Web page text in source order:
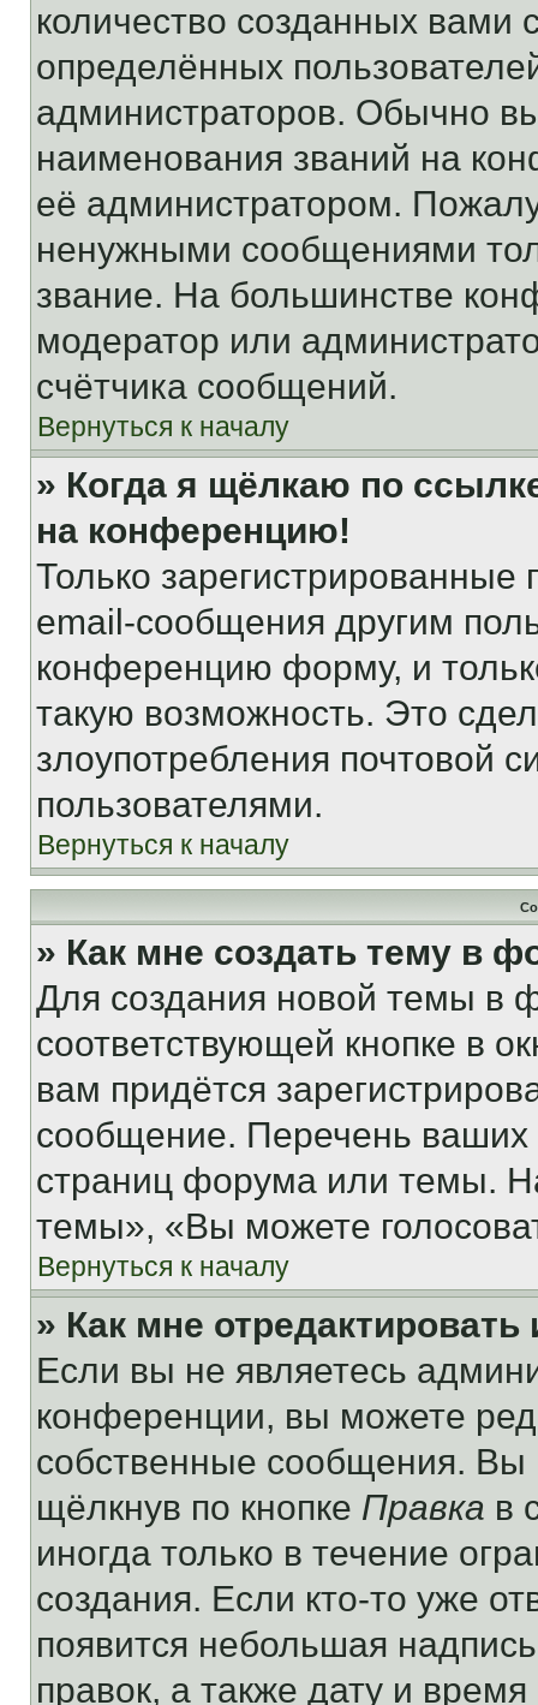
количество созданных
определённых
администраторов. Обычно
наименования званий на
её администратором.
ненужными сообщениями
звание. На большинстве
модератор или
счётчика сообщений.
Вернуться к началу
» Когда я щёлкаю по
на конференцию!
Только зарегистрированные
email-сообщения другим
конференцию форму, и
такую возможность. Это
злоупотребления почтовой
пользователями.
Вернуться к началу
» Как мне создать тему в
Для создания новой темы в
соответствующей кнопке в
вам придётся
сообщение. Перечень ваших
страниц форума или темы.
темы», «Вы можете
Вернуться к началу
» Как мне
Если вы не являетесь
конференции, вы можете
собственные сообщения. Вы
щёлкнув по кнопке Правка в
иногда только в течение
создания. Если кто-то уже
появится небольшая
правок, а также дату и